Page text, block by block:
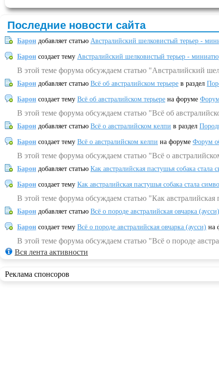
Последние новости сайта
Барон добавляет статью Австралийский шелковистый терьер -
Барон создает тему Австралийский шелковистый терьер -
В этой теме форума обсуждаем статью "Австралийский
Барон добавляет статью Всё об австралийском терьере в раздел
Барон создает тему Всё об австралийском терьере на форуме
В этой теме форума обсуждаем статью "Всё об
Барон добавляет статью Всё о австралийском келпи в раздел
Барон создает тему Всё о австралийском келпи на форуме Форум
В этой теме форума обсуждаем статью "Всё о
Барон добавляет статью Как австралийская пастушья собака
Барон создает тему Как австралийская пастушья собака стала
В этой теме форума обсуждаем статью "Как
Барон добавляет статью Всё о породе австралийская овчарка (аусси)
Барон создает тему Всё о породе австралийская овчарка (аусси) на
В этой теме форума обсуждаем статью "Всё о породе
Вся лента активности
Реклама спонсоров